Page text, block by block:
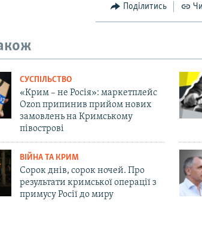
Поділитись
СУСПІЛЬСТВО
«Крим – не Росія»: маркетплейс
Ozon припинив прийом нових
замовлень на Кримському
півострові
ВІЙНА ТА КРИМ
Сорок днів, сорок ночей. Про
результати кримської операції з
примусу Росії до миру